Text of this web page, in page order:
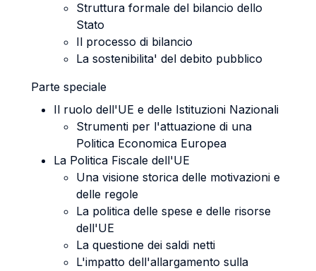
Struttura formale del bilancio dello
Stato
Il processo di bilancio
La sostenibilita' del debito pubblico
Parte speciale
Il ruolo dell'UE e delle Istituzioni Nazionali
Strumenti per l'attuazione di una
Politica Economica Europea
La Politica Fiscale dell'UE
Una visione storica delle motivazioni e
delle regole
La politica delle spese e delle risorse
dell'UE
La questione dei saldi netti
L'impatto dell'allargamento sulla